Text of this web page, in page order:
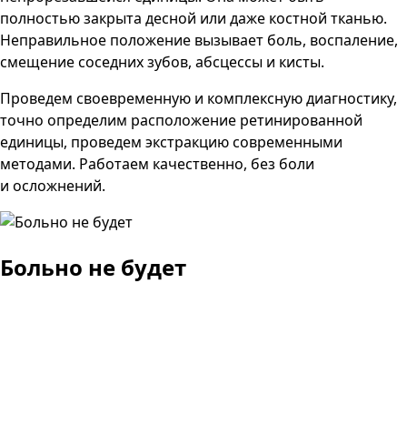
полностью закрыта десной или даже костной тканью.
Неправильное положение вызывает боль, воспаление,
смещение соседних зубов, абсцессы и кисты.
Проведем своевременную и комплексную диагностику,
точно определим расположение ретинированной
единицы, проведем экстракцию современными
методами. Работаем качественно, без боли
и осложнений.
Больно не будет